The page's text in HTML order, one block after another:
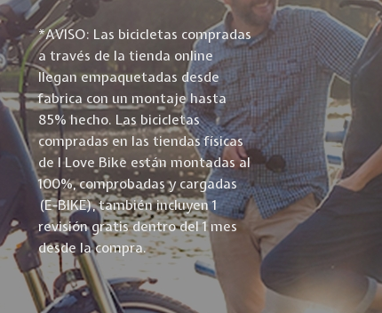
*AVISO: Las bicicletas compradas
a través de la tienda online
llegan empaquetadas desde
fabrica con un montaje hasta
85% hecho. Las bicicletas
compradas en las tiendas físicas
de I Love Bike están montadas al
100%, comprobadas y cargadas
(E-BIKE), también incluyen 1
revisión gratis dentro del 1 mes
desde la compra.